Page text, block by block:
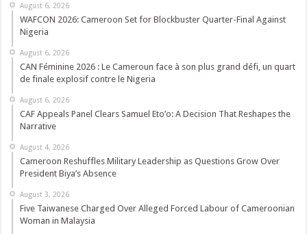
August 6, 2026
WAFCON 2026: Cameroon Set for Blockbuster Quarter-Final Against
Nigeria
August 6, 2026
CAN Féminine 2026 : Le Cameroun face à son plus grand défi, un quart
de finale explosif contre le Nigeria
August 6, 2026
CAF Appeals Panel Clears Samuel Eto’o: A Decision That Reshapes the
Narrative
August 4, 2026
Cameroon Reshuffles Military Leadership as Questions Grow Over
President Biya’s Absence
August 3, 2026
Five Taiwanese Charged Over Alleged Forced Labour of Cameroonian
Woman in Malaysia